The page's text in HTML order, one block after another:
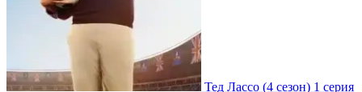
Тед Лассо (4 сезон) 1 серия